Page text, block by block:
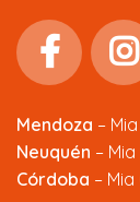
Mendoza –
Neuquén –
Córdoba –